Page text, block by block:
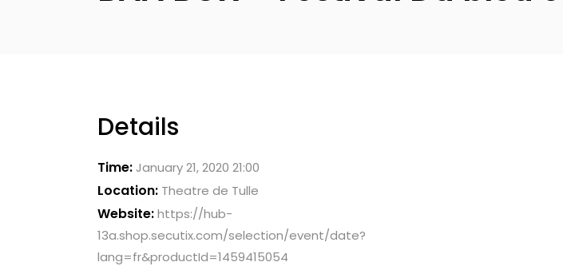
Details
Time: January 21, 2020 21:00
Location: Theatre de Tulle
Website:https://hub-
13a.shop.secutix.com/selection/event/date?
lang=fr&productId=1459415054